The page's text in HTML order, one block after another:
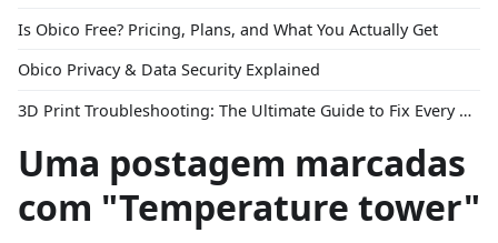
Is Obico Free? Pricing, Plans, and What You Actually Get
Obico Privacy & Data Security Explained
3D Print Troubleshooting: The Ultimate Guide to Fix Every Common Problem [2026]
Uma postagem marcadas
com "Temperature tower"